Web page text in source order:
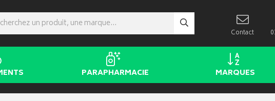
Contact
PARAPHARMACIE MARQUES